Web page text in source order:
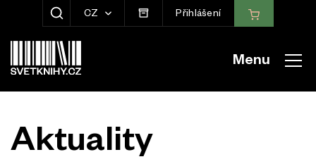
ZOBRAZIT HLEDÁNÍ
CZ Přihlášení
Menu
Aktuality